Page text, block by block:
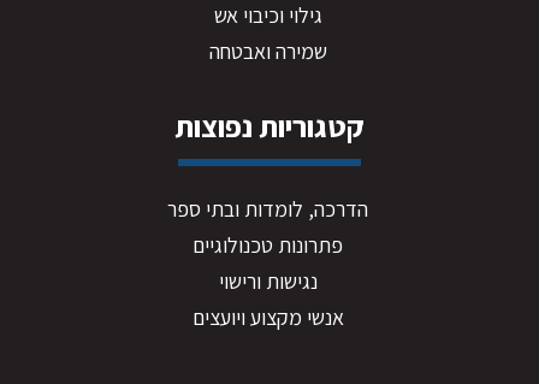
גילוי וכיבוי אש
שמירה ואבטחה
קטגוריות נפוצות
הדרכה, לומדות ובתי ספר
פתרונות טכנולוגיים
נגישות ורישוי
אנשי מקצוע ויועצים